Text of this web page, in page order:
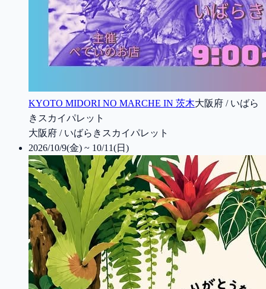
KYOTO MIDORI NO MARCHE IN 茨木大阪府 / いばら
きスカイパレット
大阪府 / いばらきスカイパレット
2026/10/9(金) ~ 10/11(日)